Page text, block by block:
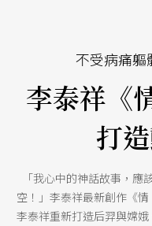
不受病痛軀
李泰祥《
打
「我心中的神話故事，
空！」李泰祥最新創作《
李泰祥重新打造后羿與嫦